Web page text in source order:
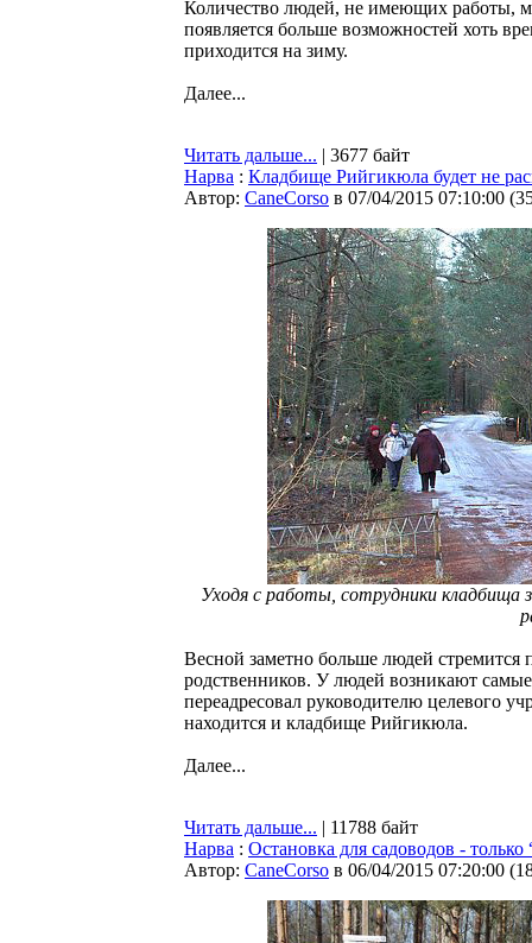
Количество людей, не имеющих работы,
появляется больше возможностей хоть
приходится на зиму.
Далее...
Читать дальше... | 3677 байт
Нарва : Кладбище Рийгикюла будет не
Автор: CaneCorso в 07/04/2015 07:10:00 (
Уходя с работы, сотрудники кладбища
Весной заметно больше людей стремится
родственников. У людей возникают
переадресовал руководителю целевого
находится и кладбище Рийгикюла.
Далее...
Читать дальше... | 11788 байт
Нарва : Остановка для садоводов -
Автор: CaneCorso в 06/04/2015 07:20:00 (